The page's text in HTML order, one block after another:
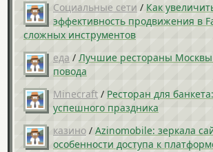
Социальные сети / Как
эффективность продвижения в
сложных инструментов
еда / Лучшие рестораны Москвы
повода
Minecraft / Ресторан для
успешного праздника
казино / Azinomobile: зеркала
особенности доступа к